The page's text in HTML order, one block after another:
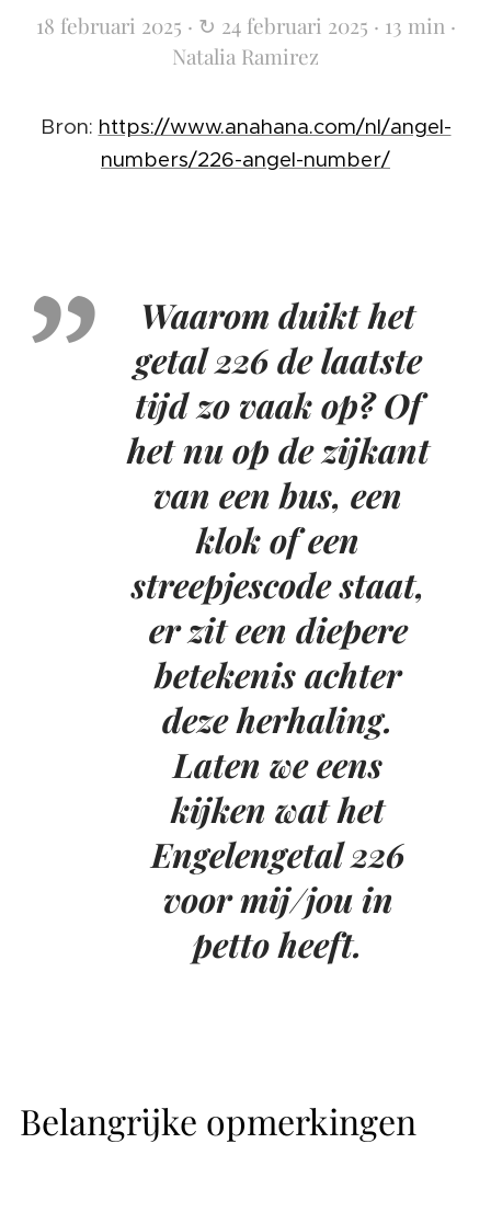
18 februari 2025 · ↻ 24 februari 2025 · 13 min ·
Natalia Ramirez
Bron: https://www.anahana.com/nl/angel-
numbers/226-angel-number/
Waarom duikt het
getal 226 de laatste
tijd zo vaak op? Of
het nu op de zijkant
van een bus, een
klok of een
streepjescode staat,
er zit een diepere
betekenis achter
deze herhaling.
Laten we eens
kijken wat het
Engelengetal 226
voor mij/jou in
petto heeft.
Belangrijke opmerkingen